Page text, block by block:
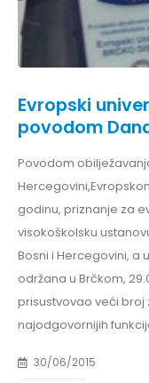
Evropski
povodom
Povodom
godinu, priznanje za
visokoškolsku
Bosni i Hercegovini, a
održana u Brčkom,
prisustvovao veći broj
najodgovornijih
30/06/2015